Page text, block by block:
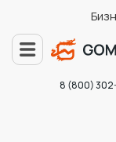
8 (800)